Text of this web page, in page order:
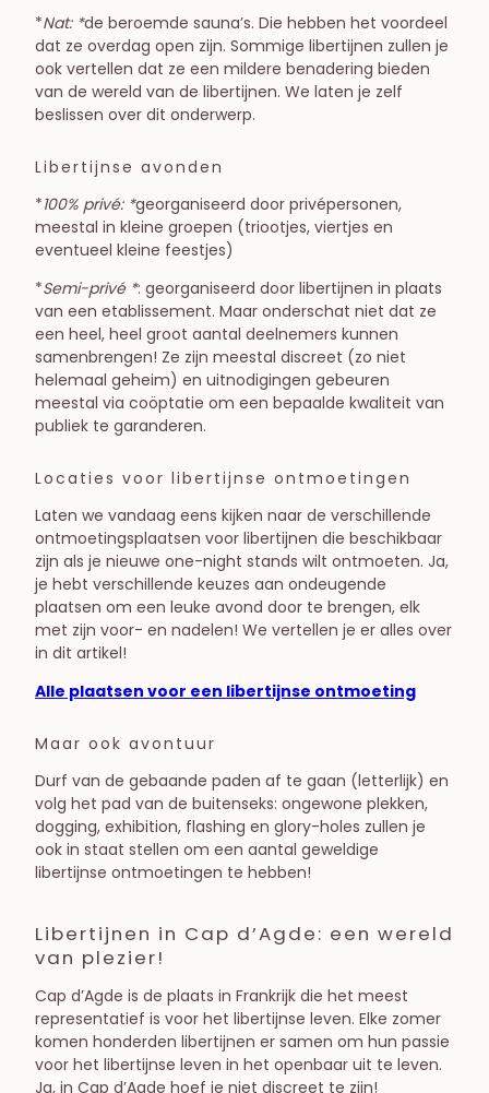
*Nat: *de beroemde sauna’s. Die hebben het voordeel
dat ze overdag open zijn. Sommige libertijnen zullen je
ook vertellen dat ze een mildere benadering bieden
van de wereld van de libertijnen. We laten je zelf
beslissen over dit onderwerp.
Libertijnse avonden
*100% privé: *georganiseerd door privépersonen,
meestal in kleine groepen (triootjes, viertjes en
eventueel kleine feestjes)
*Semi-privé *: georganiseerd door libertijnen in plaats
van een etablissement. Maar onderschat niet dat ze
een heel, heel groot aantal deelnemers kunnen
samenbrengen! Ze zijn meestal discreet (zo niet
helemaal geheim) en uitnodigingen gebeuren
meestal via coöptatie om een bepaalde kwaliteit van
publiek te garanderen.
Locaties voor libertijnse ontmoetingen
Laten we vandaag eens kijken naar de verschillende
ontmoetingsplaatsen voor libertijnen die beschikbaar
zijn als je nieuwe one-night stands wilt ontmoeten. Ja,
je hebt verschillende keuzes aan ondeugende
plaatsen om een leuke avond door te brengen, elk
met zijn voor- en nadelen! We vertellen je er alles over
in dit artikel!
Alle plaatsen voor een libertijnse ontmoeting
Maar ook avontuur
Durf van de gebaande paden af te gaan (letterlijk) en
volg het pad van de buitenseks: ongewone plekken,
dogging, exhibition, flashing en glory-holes zullen je
ook in staat stellen om een aantal geweldige
libertijnse ontmoetingen te hebben!
Libertijnen in Cap d’Agde: een wereld
van plezier!
Cap d’Agde is de plaats in Frankrijk die het meest
representatief is voor het libertijnse leven. Elke zomer
komen honderden libertijnen er samen om hun passie
voor het libertijnse leven in het openbaar uit te leven.
Ja, in Cap d’Agde hoef je niet discreet te zijn!